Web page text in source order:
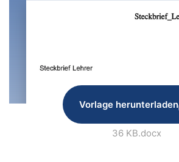
Vorlage herunterladen
36 KB.docx